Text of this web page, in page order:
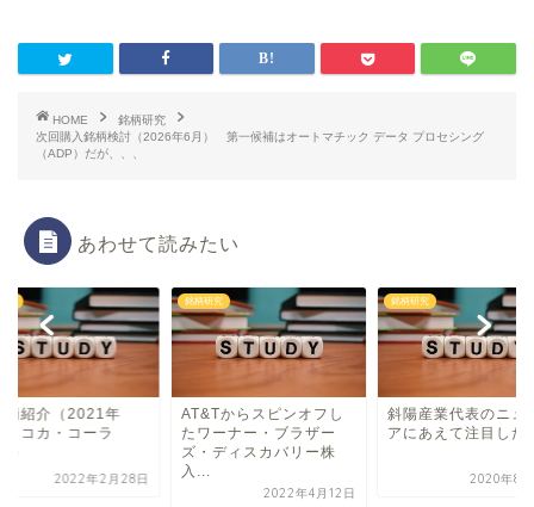
HOME
銘柄研究
次回購入銘柄検討（2026年6月） 第一候補はオートマチック データ プロセシング
（ADP）だが、、、
あわせて読みたい
柄紹介（2021年
】コカ・コーラ
2022年2月28日
銘柄研究
AT&Tからスピンオフし
たワーナー・ブラザー
ズ・ディスカバリー株
入...
2022年4月12日
銘柄研究
斜陽産業代表のニュ
アにあえて注目した
2020年8